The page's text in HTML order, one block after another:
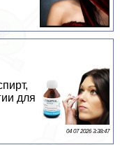
для
04 07 2026 3:38:47